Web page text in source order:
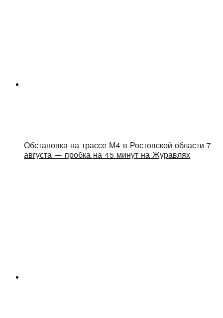
Обстановка на трассе М4 в Ростовской области 7
августа — пробка на 45 минут на Журавлях